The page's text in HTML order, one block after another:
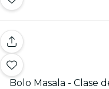
Bolo Masala - Clase